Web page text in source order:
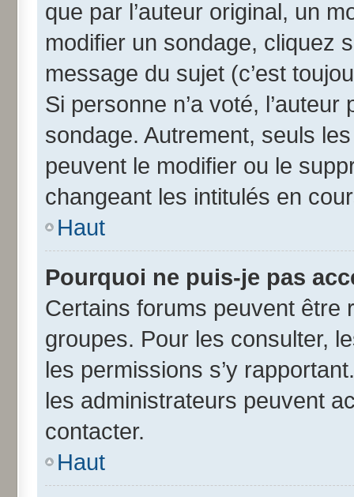
que par l’auteur original, un
modifier un sondage, cliquez
message du sujet (c’est
Si personne n’a voté,
sondage. Autrement, seuls
peuvent le modifier ou le
changeant les intitulés en
Haut
Pourquoi ne puis-je pas
Certains forums peuvent être
groupes. Pour les consulter,
les permissions s’y
les administrateurs peuvent
contacter.
Haut